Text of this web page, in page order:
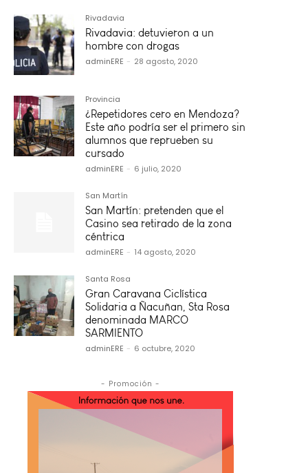
Rivadavia
Rivadavia: detuvieron a un
hombre con drogas
adminERE - 28 agosto, 2020
Provincia
¿Repetidores cero en Mendoza?
Este año podría ser el primero sin
alumnos que reprueben su
cursado
adminERE - 6 julio, 2020
San Martín
San Martín: pretenden que el
Casino sea retirado de la zona
céntrica
adminERE - 14 agosto, 2020
Santa Rosa
Gran Caravana Ciclística
Solidaria a Ñacuñan, Sta Rosa
denominada MARCO
SARMIENTO
adminERE - 6 octubre, 2020
- Promoción -